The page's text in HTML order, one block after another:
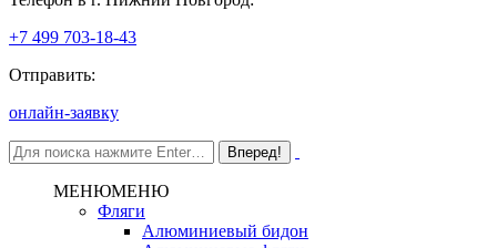
+7 499 703-18-43
Отправить:
онлайн-заявку
МЕНЮМЕНЮ
Фляги
Алюминиевый бидон